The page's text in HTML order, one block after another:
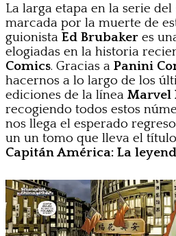
La larga etapa en la serie del
marcada por la muerte de
guionista Ed Brubaker es
elogiadas en la historia
Comics. Gracias a Panini
hacernos a lo largo de los
ediciones de la línea Marvel
recogiendo todos estos
nos llega el esperado
un un tomo que lleva el
Capitán América: La